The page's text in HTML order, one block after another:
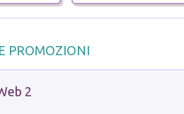
PROMOZIONI
2